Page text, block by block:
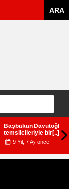
Başbakan Davutoğlu,
temsilcileriyle bir[..]
9 Yil, 7 Ay önce